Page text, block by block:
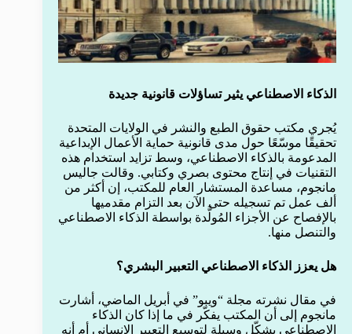
الذكاء الاصطناعي يثير تساؤلات قانونية جديدة
يُجري مكتب حقوق الطبع والنشر في الولايات المتحدة
تحقيقًا موسّعًا حول مدى قانونية حماية الأعمال الإبداعية
المدعومة بالذكاء الاصطناعي، وسط تزايد استخدام هذه
التقنيات في إنتاج محتوى بصري وكتابي. وقالت جاليس
مانجوم، مساعدة المستشار العام للمكتب، إن أكثر من
ألف عمل تم تسجيله حتى الآن بعد التزام مقدميها
بالإفصاح عن الأجزاء المُولَّدة بواسطة الذكاء الاصطناعي
والتنصل منها.
هل يعزز الذكاء الاصطناعي التعبير البشري؟
في مقال نشرته مجلة “ويبو” في أبريل الماضي، أشارت
مانجوم إلى أن المكتب يفكّر في ما إذا كان الذكاء
الاصطناعي يشكّل وسيلة لتوسيع التعبير الإنساني أم أنه